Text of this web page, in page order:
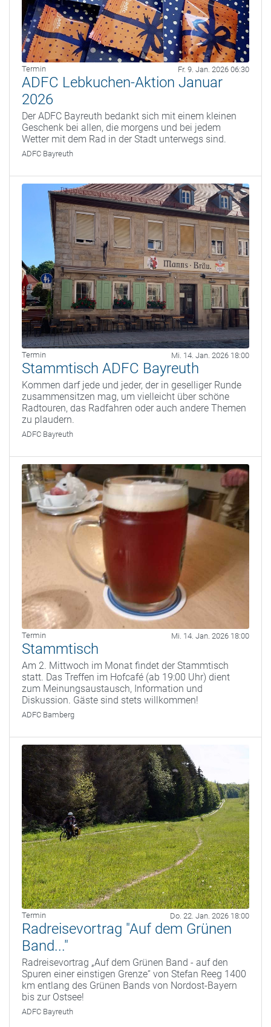
Termin Fr. 9. Jan. 2026 06:30
ADFC Lebkuchen-Aktion Januar
2026
Der ADFC Bayreuth bedankt sich mit einem kleinen
Geschenk bei allen, die morgens und bei jedem
Wetter mit dem Rad in der Stadt unterwegs sind.
ADFC Bayreuth
Termin Mi. 14. Jan. 2026 18:00
Stammtisch ADFC Bayreuth
Kommen darf jede und jeder, der in geselliger Runde
zusammensitzen mag, um vielleicht über schöne
Radtouren, das Radfahren oder auch andere Themen
zu plaudern.
ADFC Bayreuth
Termin Mi. 14. Jan. 2026 18:00
Stammtisch
Am 2. Mittwoch im Monat findet der Stammtisch
statt. Das Treffen im Hofcafé (ab 19:00 Uhr) dient
zum Meinungsaustausch, Information und
Diskussion. Gäste sind stets willkommen!
ADFC Bamberg
Termin Do. 22. Jan. 2026 18:00
Radreisevortrag "Auf dem Grünen
Band..."
Radreisevortrag „Auf dem Grünen Band - auf den
Spuren einer einstigen Grenze“ von Stefan Reeg 1400
km entlang des Grünen Bands von Nordost-Bayern
bis zur Ostsee!
ADFC Bayreuth